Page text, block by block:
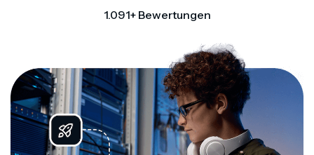
1.091+ Bewertungen